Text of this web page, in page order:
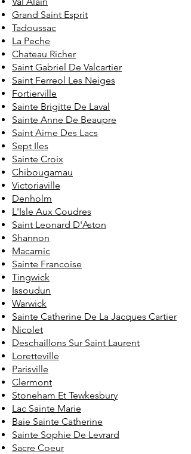
Grand Saint Esprit
Tadoussac
La Peche
Chateau Richer
Saint Gabriel De Valcartier
Saint Ferreol Les Neiges
Fortierville
Sainte Brigitte De Laval
Sainte Anne De Beaupre
Saint Aime Des Lacs
Sept Iles
Sainte Croix
Chibougamau
Victoriaville
Denholm
L'Isle Aux Coudres
Saint Leonard D'Aston
Shannon
Macamic
Sainte Francoise
Tingwick
Issoudun
Warwick
Sainte Catherine De La Jacques Cartier
Nicolet
Deschaillons Sur Saint Laurent
Loretteville
Parisville
Clermont
Stoneham Et Tewkesbury
Lac Sainte Marie
Baie Sainte Catherine
Sainte Sophie De Levrard
Sacre Coeur